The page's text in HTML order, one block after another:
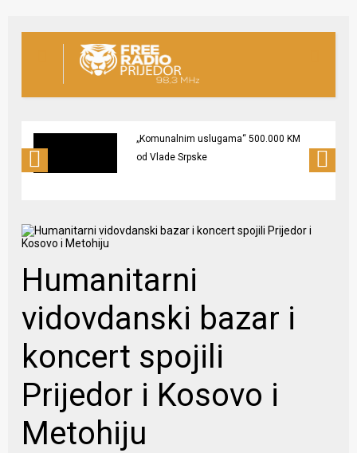
„Komunalnim uslugama“ 500.000 KM
od Vlade Srpske
Humanitarni
vidovdanski bazar i
koncert spojili
Prijedor i Kosovo i
Metohiju